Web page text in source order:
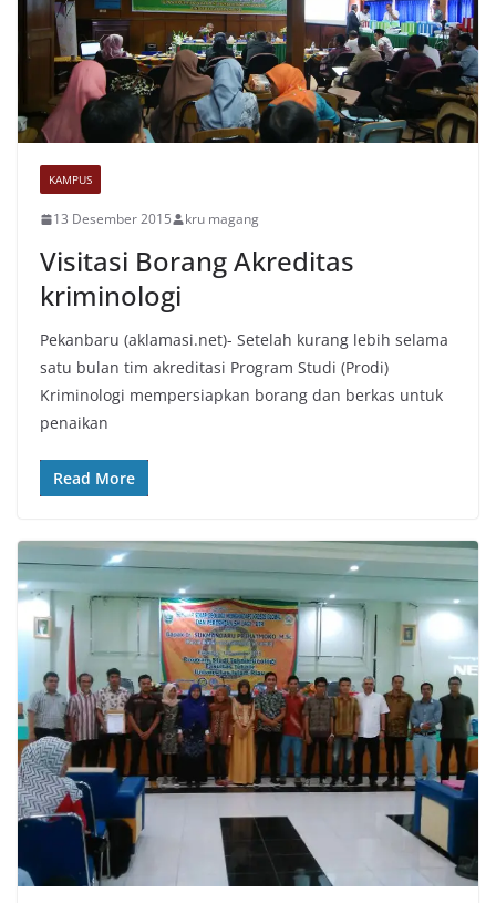
KAMPUS
13 Desember 2015 kru magang
Visitasi Borang Akreditas
kriminologi
Pekanbaru (aklamasi.net)- Setelah kurang lebih selama
satu bulan tim akreditasi Program Studi (Prodi)
Kriminologi mempersiapkan borang dan berkas untuk
penaikan
Read More